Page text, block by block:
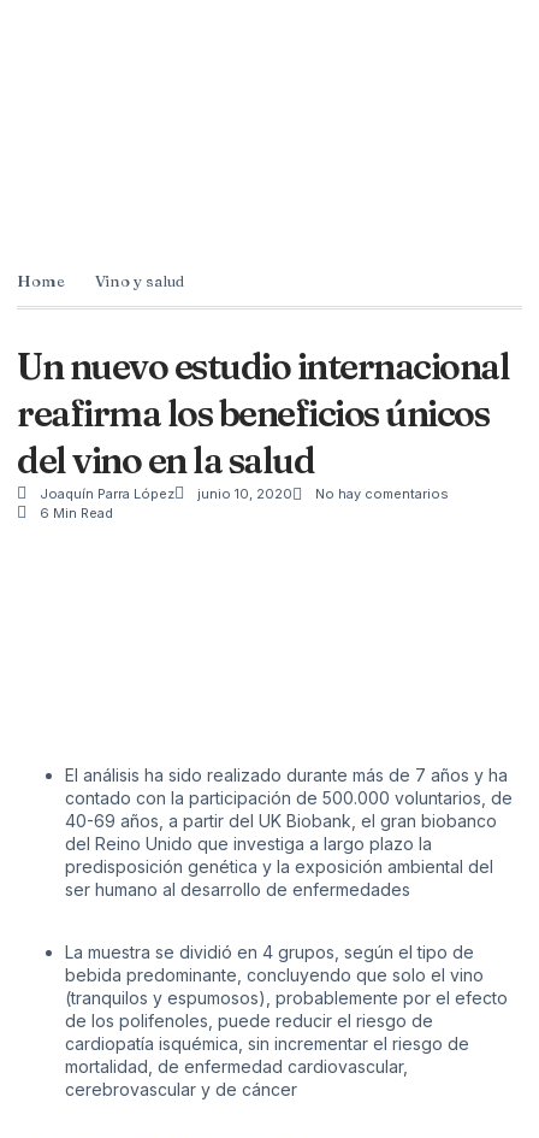
Home Vino y salud
Un nuevo estudio internacional
reafirma los beneficios únicos
del vino en la salud
Joaquín Parra López junio 10, 2020
No hay comentarios
6 Min Read
El análisis ha sido realizado durante más de 7 años y ha
contado con la participación de 500.000 voluntarios, de
40-69 años, a partir del UK Biobank, el gran biobanco
del Reino Unido que investiga a largo plazo la
predisposición genética y la exposición ambiental del
ser humano al desarrollo de enfermedades
La muestra se dividió en 4 grupos, según el tipo de
bebida predominante, concluyendo que solo el vino
(tranquilos y espumosos), probablemente por el efecto
de los polifenoles, puede reducir el riesgo de
cardiopatía isquémica, sin incrementar el riesgo de
mortalidad, de enfermedad cardiovascular,
cerebrovascular y de cáncer